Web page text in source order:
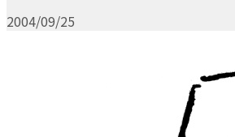
2004/09/25